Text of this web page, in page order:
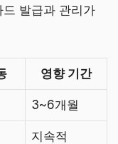
발급과 관리가
영향 기간
3~6개월
지속적